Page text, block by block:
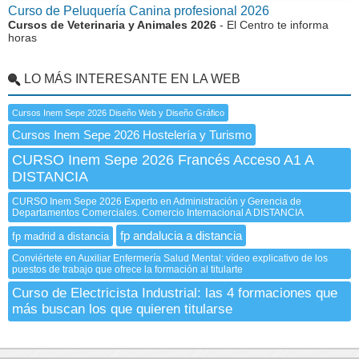
Curso de Peluquería Canina profesional 2026
Cursos de Veterinaria y Animales 2026 - El Centro te informa
horas
LO MÁS INTERESANTE EN LA WEB
Cursos Inem Sepe 2026 Diseño Web y Diseño Gráfico
Cursos Inem Sepe 2026 Hostelería y Turismo
CURSO Inem Sepe 2026 Francés Acceso A1 A
DISTANCIA
CURSO Inem Sepe 2026 Experto en Administración y Gerencia de
Departamentos Comerciales. Comercio Internacional A DISTANCIA
fp madrid a distancia fp andalucia a distancia
Conviértete en Auxiliar Enfermería Salud Mental: vídeo explicativo de los
puestos de trabajo que ofrece la formación al titularte
Curso de Electricista Industrial: las 4 formaciones que
más buscan los que quieren titularse